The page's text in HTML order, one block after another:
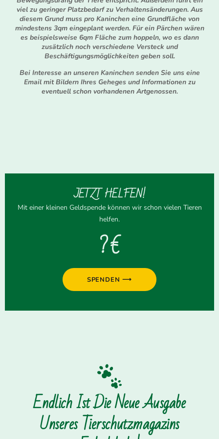
viel zu geringer Platzbedarf zu Verhaltensänderungen. Aus
diesem Grund muss pro Kaninchen eine Grundfläche von
mindestens 3qm eingeplant werden. Für ein Pärchen wären
es beispielsweise 6qm Fläche zum hoppeln, wo es dann
zusätzlich noch verschiedene Versteck und
Beschäftigungsmöglichkeiten geben soll.
Bei Interesse an unseren Kaninchen senden Sie uns eine
Email mit Bildern Ihres Geheges und Informationen zu
eventuell schon vorhandenen Artgenossen.
JETZT HELFEN!
Mit einer kleinen Geldspende können wir schon vielen Tieren
helfen.
? €
SPENDEN ⟶
Endlich Ist Die Neue Ausgabe
Unseres Tierschutzmagazins